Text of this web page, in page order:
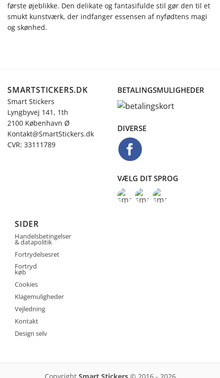
første øjeblikke. Den delikate og fantasifulde stil gør den til et
smukt kunstværk, der indfanger essensen af nyfødtens magi
og skønhed.
SMARTSTICKERS.DK
Smart Stickers
Lyngbyvej 141, 1th
2100 København Ø
Kontakt@SmartStickers.dk
CVR: 33111789
BETALINGSMULIGHEDER
DIVERSE
VÆLG DIT SPROG
SIDER
Handelsbetingelser
& datapolitik
Fortrydelsesret
Fortryd
køb
Cookies
Klagemuligheder
Vejledning
Kontakt
Design selv